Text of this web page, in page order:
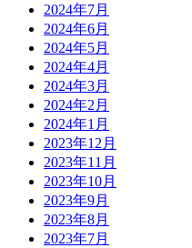
2024年7月
2024年6月
2024年5月
2024年4月
2024年3月
2024年2月
2024年1月
2023年12月
2023年11月
2023年10月
2023年9月
2023年8月
2023年7月